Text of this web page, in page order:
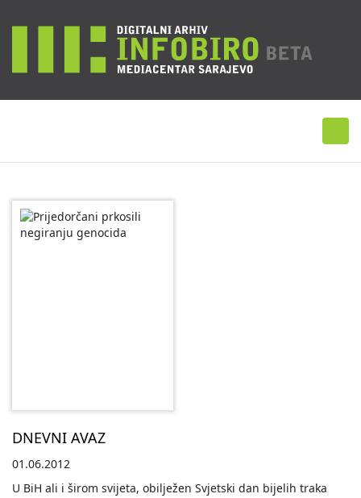
DNEVNI AVAZ
01.06.2012
U BiH ali i širom svijeta, obilježen Svjetski dan bijelih traka